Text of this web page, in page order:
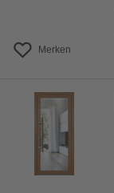
Merken